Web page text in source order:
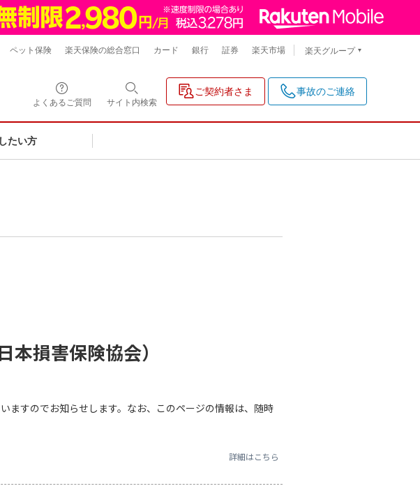
よくあるご質問 サイト内検索
ご契約者さま 事故のご連絡
たい方
ペット保険 楽天保険の総合窓口 カード 銀行 証券 楽天市場 楽天グループ
損害保険協会）
ますのでお知らせします。なお、このページの情報は、随時
詳細はこちら